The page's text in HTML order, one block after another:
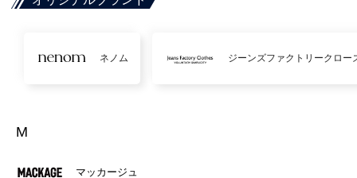
ネノム ジーンズファクトリークロー
M
マッカージュ